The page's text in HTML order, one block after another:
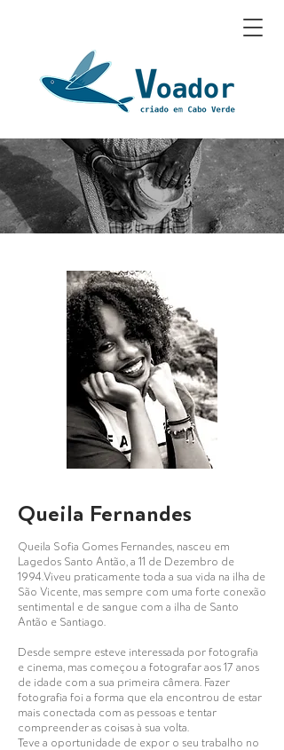
Queila Fernandes
Queila Sofia Gomes Fernandes, nasceu em
Lagedos Santo Antão, a 11 de Dezembro de
1994.Viveu praticamente toda a sua vida na ilha de
São Vicente, mas sempre com uma forte conexão
sentimental e de sangue com a ilha de Santo
Antão e Santiago.
Desde sempre esteve interessada por fotografia
e cinema, mas começou a fotografar aos 17 anos
de idade com a sua primeira câmera. Fazer
fotografia foi a forma que ela encontrou de estar
mais conectada com as pessoas e tentar
compreender as coisas à sua volta.
Teve a oportunidade de expor o seu trabalho no